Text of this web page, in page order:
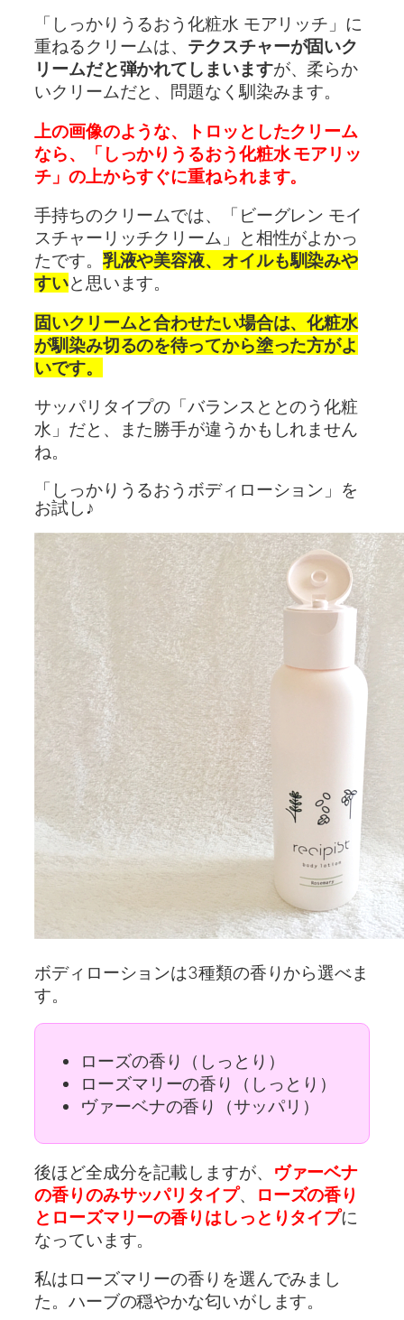
「しっかりうるおう化粧水 モアリッチ」に
重ねるクリームは、 テクスチャーが固いク
リームだと弾かれてしまいますが、柔らか
いクリームだと、問題なく馴染みます。
上の画像のような、トロッとしたクリーム
なら、「しっかりうるおう化粧水 モアリッ
チ」の上からすぐに重ねられます。
手持ちのクリームでは、「ビーグレン モイ
スチャーリッチクリーム」と相性がよかっ
たです。 乳液や美容液、オイルも馴染みや
すいと思います。
固いクリームと合わせたい場合は、化粧水
が馴染み切るのを待ってから塗った方がよ
いです。
サッパリタイプの「バランスととのう化粧
水」だと、また勝手が違うかもしれません
ね。
「しっかりうるおうボディローション」を
お試し♪
ボディローションは3種類の香りから選べま
す。
ローズの香り（しっとり）
ローズマリーの香り（しっとり）
ヴァーベナの香り（サッパリ）
後ほど全成分を記載しますが、
ヴァーベナ
の香りのみサッパリタイプ、
ローズの香り
とローズマリーの香りはしっとりタイプに
なっています。
私はローズマリーの香りを選んでみまし
た。ハーブの穏やかな匂いがします。